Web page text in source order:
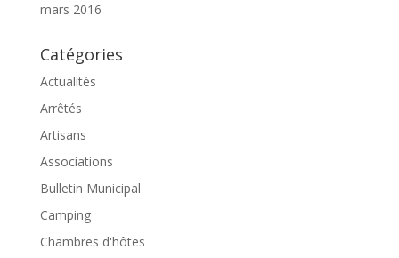
mars 2016
Catégories
Actualités
Arrêtés
Artisans
Associations
Bulletin Municipal
Camping
Chambres d'hôtes